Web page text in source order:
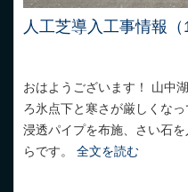
人工芝導入工事情報（
おはようございます！ 山中
ろ氷点下と寒さが厳しくな
浸透パイプを布施、さい石
らです。 全文を読む